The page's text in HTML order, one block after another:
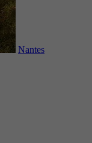
Nantes